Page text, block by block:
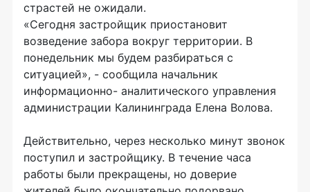
страстей не ожидали.
«Сегодня застройщик приостановит
возведение забора вокруг территории. В
понедельник мы будем разбираться с
ситуацией», - сообщила начальник
информационно- аналитического управления
администрации Калининграда Елена Волова.
Действительно, через несколько минут звонок
поступил и застройщику. В течение часа
работы были прекращены, но доверие